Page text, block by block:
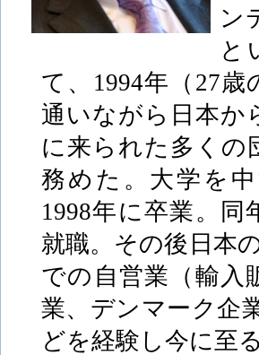
ン
と
て、 1994年（ 27歳
通いながら日本か
に来られた多くの
務めた。大学を
1998年に卒業。同
就職。その後日本
での自営業（輸入
業、デンマーク企
どを経験し今に至